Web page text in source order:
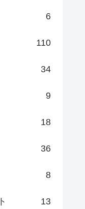
6
110
34
9
18
36
8
13